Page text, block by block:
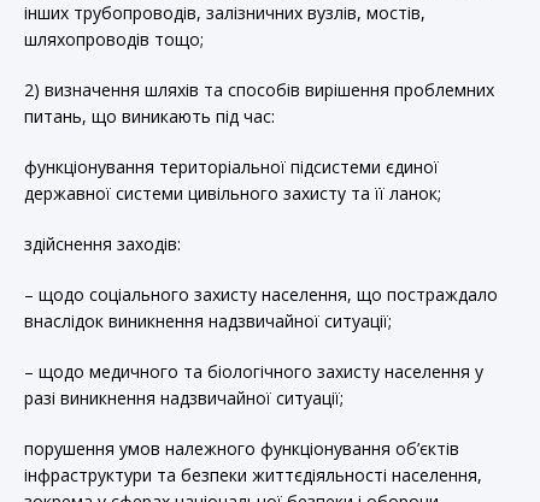
інших трубопроводів, залізничних вузлів, мостів,
шляхопроводів тощо;
2) визначення шляхів та способів вирішення проблемних
питань, що виникають під час:
функціонування територіальної підсистеми єдиної
державної системи цивільного захисту та її ланок;
здійснення заходів:
– щодо соціального захисту населення, що постраждало
внаслідок виникнення надзвичайної ситуації;
– щодо медичного та біологічного захисту населення у
разі виникнення надзвичайної ситуації;
порушення умов належного функціонування об’єктів
інфраструктури та безпеки життєдіяльності населення,